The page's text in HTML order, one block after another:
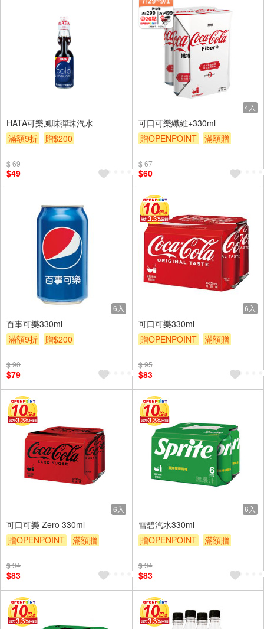
HATA可樂風味彈珠汽水
滿額9折
贈$200
$ 69
$49
4入
可口可樂纖維+330ml
贈OPENPOINT
滿額贈
$ 67
$60
6入
百事可樂330ml
滿額9折
贈$200
$ 90
$79
6入
可口可樂330ml
贈OPENPOINT
滿額贈
$ 95
$83
6入
可口可樂 Zero 330ml
贈OPENPOINT
滿額贈
$ 94
$83
6入
雪碧汽水330ml
贈OPENPOINT
滿額贈
$ 94
$83